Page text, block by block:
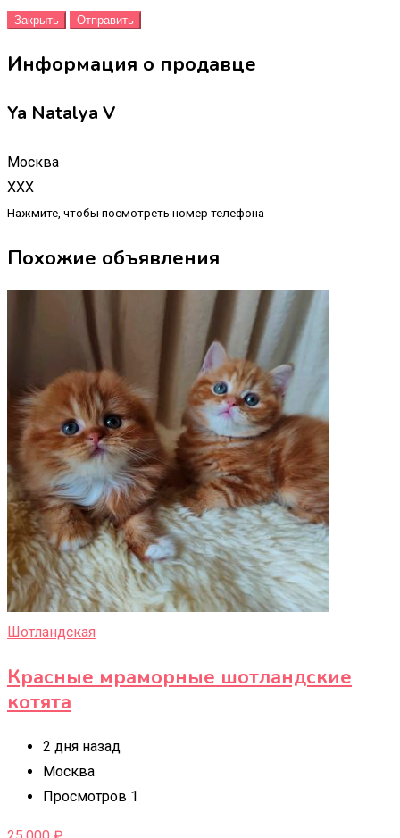
Закрыть Отправить
Информация о продавце
Ya Natalya V
Москва
XXX
Нажмите, чтобы посмотреть номер телефона
Похожие объявления
Шотландская
Красные мраморные шотландские
котята
2 дня назад
Москва
Просмотров 1